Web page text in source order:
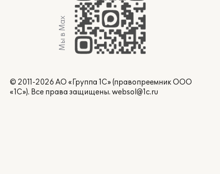
Мы в Max
© 2011-2026 АО «Группа 1С» (правопреемник ООО
«1С»). Все права защищены. websol@1c.ru